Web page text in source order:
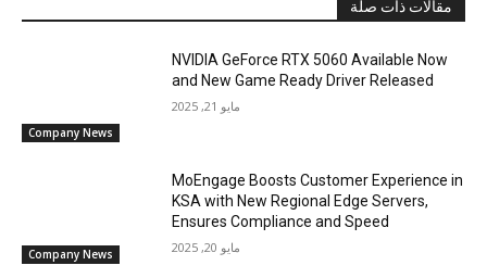
مقالات ذات صلة
Company News
NVIDIA GeForce RTX 5060 Available Now
and New Game Ready Driver Released
مايو 21, 2025
Company News
MoEngage Boosts Customer Experience in
KSA with New Regional Edge Servers,
Ensures Compliance and Speed
مايو 20, 2025